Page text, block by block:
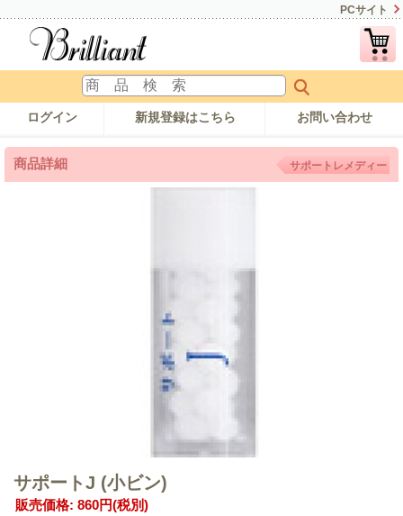
PCサイト
ログイン 新規登録はこちら お問い合わせ
商品詳細 サポートレメディー
サポートJ (小ビン)
販売価格: 860円(税別)